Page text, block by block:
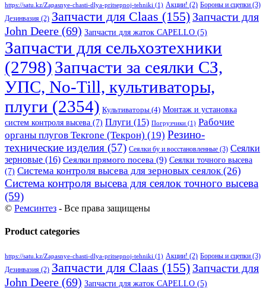
https://satu.kz/Zapasnye-chasti-dlya-pritsepnoj-tehniki (1) Акции! (2) Бороны и сцепки (3)
Дезинвазия (2) Запчасти для Claas (155) Запчасти для
John Deere (69) Запчасти для жаток CAPELLO (5)
Запчасти для сельхозтехники
(2798)Запчасти за сеялки СЗ,
УПС, No-Till, культиваторы,
плуги (2354) Культиваторы (4) Монтаж и установка
систем контроля высева (7) Плуги (15) Погрузчики (1) Рабочие
органы плугов Текrоne (Текрон) (19) Резино-
технические изделия (57) Сеялки бу и восстановленные (3) Сеялки
зерновые (16) Сеялки прямого посева (9) Сеялки точного высева
(7) Система контроля высева для зерновых сеялок(26)
Система контроля высева для сеялок точного высева
(59)
© Ремсинтез - Все права защищены
Product categories
https://satu.kz/Zapasnye-chasti-dlya-pritsepnoj-tehniki (1) Акции! (2) Бороны и сцепки (3)
Дезинвазия (2) Запчасти для Claas (155) Запчасти для
John Deere (69) Запчасти для жаток CAPELLO (5)